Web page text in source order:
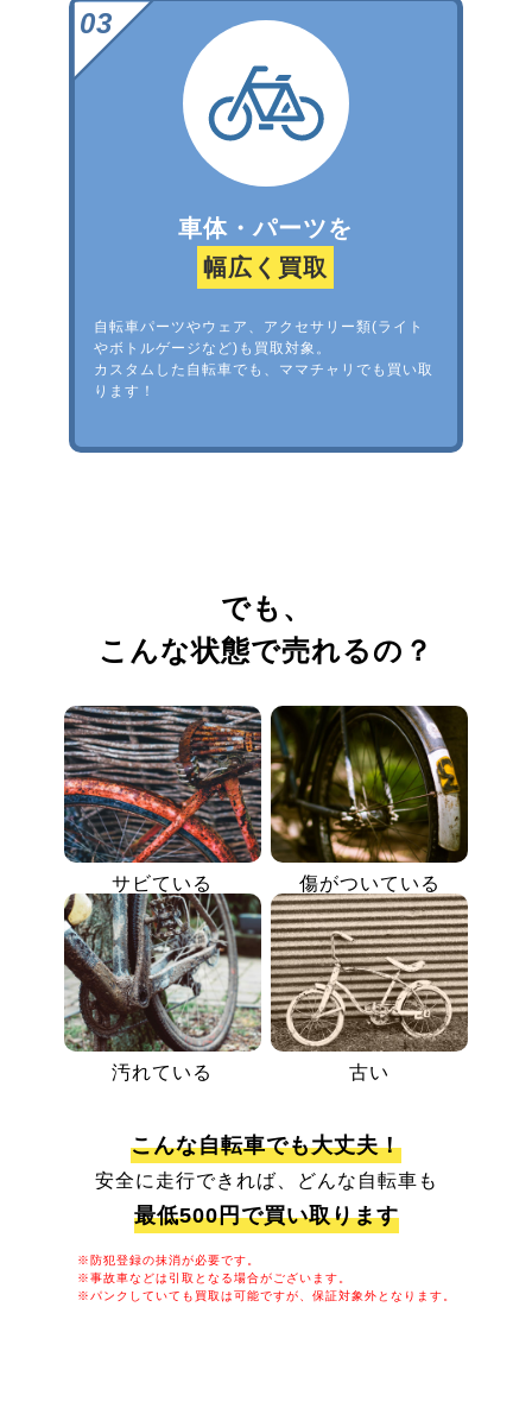
車体・パーツを
幅広く買取
自転車パーツやウェア、アクセサリー類(ライト
やボトルゲージなど)も買取対象。
カスタムした自転車でも、ママチャリでも買い取
ります！
でも、
こんな状態で売れるの？
サビている 傷がついている
汚れている 古い
こんな自転車でも大丈夫！
安全に走行できれば、どんな自転車も
最低500円で買い取ります
※防犯登録の抹消が必要です。
※事故車などは引取となる場合がございます。
※パンクしていても買取は可能ですが、保証対象外となります。